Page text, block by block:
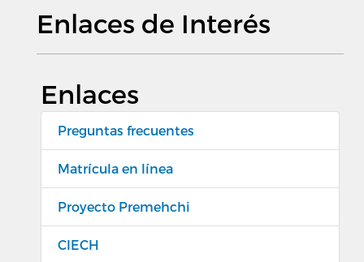
Enlaces de Interés
Enlaces
Preguntas frecuentes
Matrícula en línea
Proyecto Premehchi
CIECH